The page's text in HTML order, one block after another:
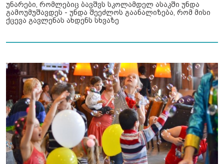
უნარები, რომლებიც ბავშვს სკოლამდელ ასაკში უნდა
გამოუმუშავდეს - უნდა შეეძლოს გაანალიზება, რომ მისი
ქცევა გავლენას ახდენს სხვაზე